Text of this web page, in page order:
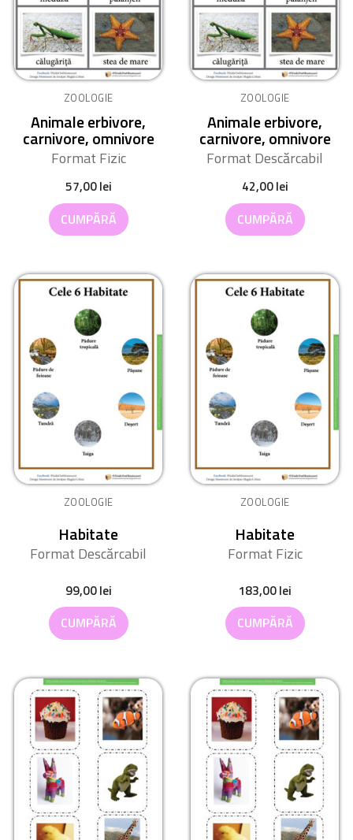
ZOOLOGIE
Animale erbivore,
carnivore, omnivore
Format Fizic
57,00lei
CUMPĂRĂ
ZOOLOGIE
Animale erbivore,
carnivore, omnivore
Format Descărcabil
42,00lei
CUMPĂRĂ
ZOOLOGIE
Habitate
Format Descărcabil
99,00lei
CUMPĂRĂ
ZOOLOGIE
Habitate
Format Fizic
183,00lei
CUMPĂRĂ